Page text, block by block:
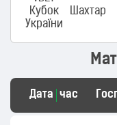
Кубок
України
Шахтар
Дата час